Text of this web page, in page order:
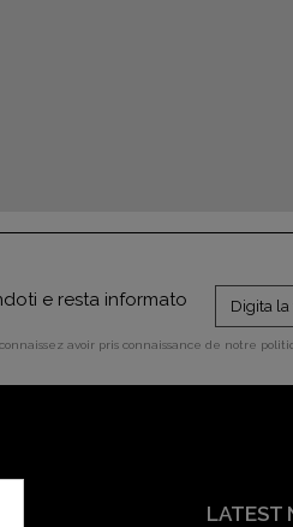
e resta informato
avoir pris connaissance de notre
LATEST